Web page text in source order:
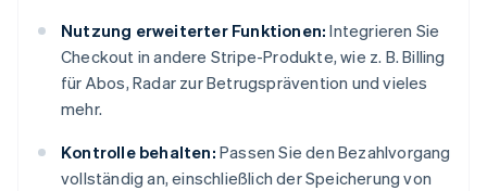
Nutzung erweiterter Funktionen: Integrieren Sie
Checkout in andere Stripe-Produkte, wie z. B. Billing
für Abos, Radar zur Betrugsprävention und vieles
mehr.
Kontrolle behalten: Passen Sie den Bezahlvorgang
vollständig an, einschließlich der Speicherung von